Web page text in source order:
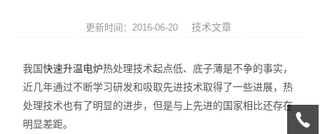
元素分析仪
数显式抗折仪
更新时间：2016-06-20 技术文章
我国快速升温电炉热处理技术起点低、底子薄是不争的事实，
近几年通过不断学习研发和吸取先进技术取得了一些进展，热
处理技术也有了明显的进步，但是与上先进的国家相比还存在
明显差距。